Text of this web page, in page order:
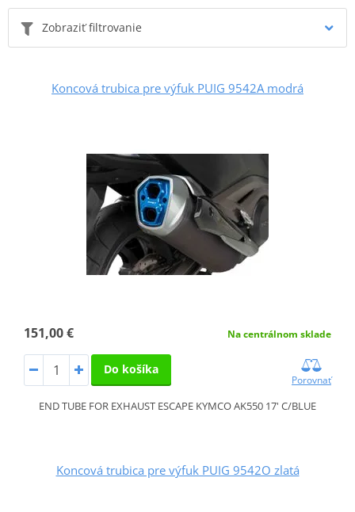
Zobraziť filtrovanie
Koncová trubica pre výfuk PUIG 9542A modrá
151,00 € Na centrálnom sklade
Do košíka
Porovnať
END TUBE FOR EXHAUST ESCAPE KYMCO AK550 17' C/BLUE
Koncová trubica pre výfuk PUIG 9542O zlatá